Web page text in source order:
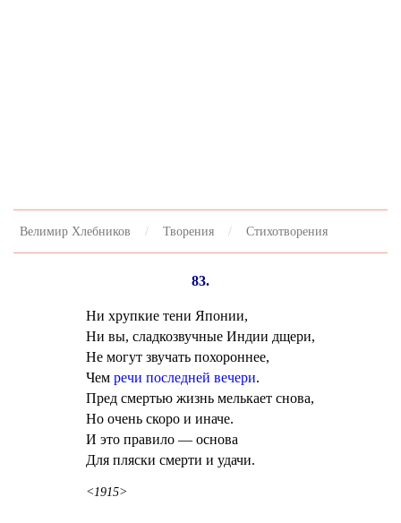
Велимир Хлебников Творения Стихотворения
83.
Ни хрупкие тени Японии,
Ни вы, сладкозвучные Индии дщери,
Не могут звучать похороннее,
Чем речи последней вечери.
Пред смертью жизнь мелькает снова,
Но очень скоро и иначе.
И это правило — основа
Для пляски смерти и удачи.
<1915>